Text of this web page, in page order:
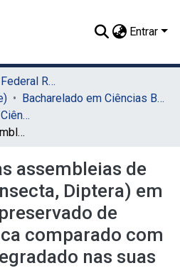
Entrar
01. Universidade Federal Rural de Pernambuco - UFRPE (Sede)
Bacharelado em Ciências Biológicas (Sede)
TCC - Bacharelado em Ciências Biológicas (Sede)
Composição das assembleias de drosofilídeos (Insecta, Diptera) em um fragmento preservado de Floresta Atlântica comparado com um ambiente degradado nas suas imediações
assembleias de
Diptera) em
de
comparado com
nas suas